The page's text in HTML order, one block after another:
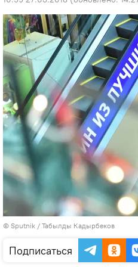
© Sputnik / Табылды Кадырбеков
Подписаться